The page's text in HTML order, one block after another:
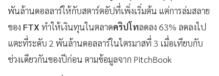
พันล้านดอลลาร์ให้กับสตาร์ตอัปที่เพิ่งเริ่มต้น แต่การล่มสลาย
ของ FTX ทำให้เงินทุนในตลาดคริปโทลดลง 63% ลดลงไป
แตะที่ระดับ 2 พันล้านดอลลาร์ในไตรมาสที่ 3 เมื่อเทียบกับ
ช่วงเดียวกันของปีก่อน ตามข้อมูลจาก PitchBook